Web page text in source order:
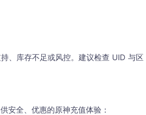
、库存不足或风控。建议检查 UID 与区
安全、优惠的原神充值体验：